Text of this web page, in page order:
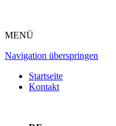
MENÜ
Navigation überspringen
Startseite
Kontakt